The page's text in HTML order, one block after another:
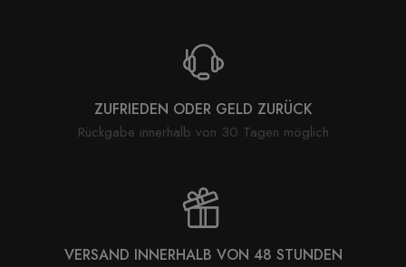
ZUFRIEDEN ODER GELD ZURÜCK
Rückgabe innerhalb von 30 Tagen möglich
VERSAND INNERHALB VON 48 STUNDEN